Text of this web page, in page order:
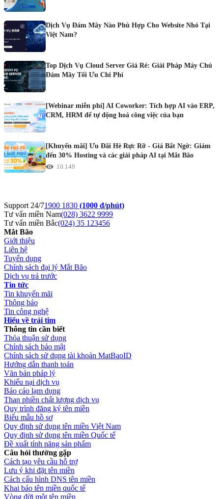
Dịch Vụ Đám Mây Nào Phù Hợp Cho Website Nhỏ Tại
Việt Nam?
Top Dịch Vụ Cloud Server Giá Rẻ: Giải Pháp Máy Chủ
Đám Mây Tối Ưu Chi Phí
[Webinar miễn phí] AI Coworker: Tích hợp AI vào ERP,
CRM, HRM để tự động hoá công việc của bạn
[Khuyến mãi] Ưu Đãi Hè Rực Rỡ - Giá Bất Ngờ: Giảm
đến 30% Hosting và các giải pháp AI tại Mắt Bão
10.149
Support 24/71900 1830 (1000 đ/phút)
Tư vấn miền Nam(028) 3622 9999
Tư vấn miền Bắc(024) 35 123456
Mắt Bão
Giới thiệu
Liên hệ
Tuyển dụng
Chính sách đại lý Mắt Bão
Dịch vụ trả trước
Tin tức
Tin khuyến mãi
Thông báo
Tin công nghệ
Hiểu về trái tim
Thông tin cần biết
Thỏa thuận sử dụng
Chính sách bảo mật
Chính sách sử dụng tài khoản MatBaoID
Hướng dẫn thanh toán
Văn bản pháp lý
Khiếu nại dịch vụ
Báo cáo lạm dụng
Than phiền chất lượng dịch vụ
Quy trình đăng ký tên miền
Biểu mẫu hồ sơ
Quy định sử dụng tên miền Việt Nam
Quy định sử dụng tên miền Quốc tế
Đề xuất tính năng sản phẩm
Câu hỏi thường gặp
Cách tạo yêu cầu hỗ trợ
Lưu ý khi đặt tên miền
Cách cấu hình DNS tên miền
Khai báo tên miền quốc tế
Vòng đời một tên miền